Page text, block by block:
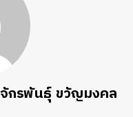
กรพันธุ์ ขวัญมงคล